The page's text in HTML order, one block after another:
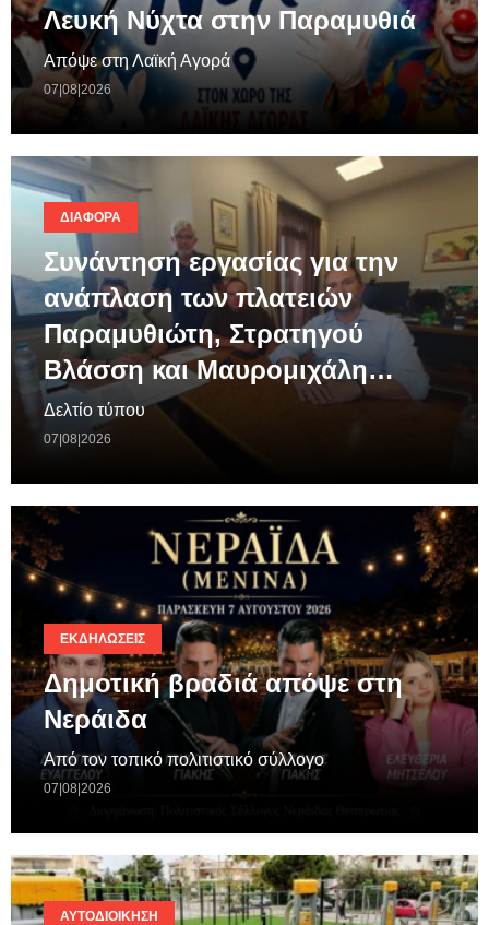
Λευκή Νύχτα στην Παραμυθιά
Απόψε στη Λαϊκή Αγορά
07|08|2026
ΔΙΆΦΟΡΑ
Συνάντηση εργασίας για την
ανάπλαση των πλατειών
Παραμυθιώτη, Στρατηγού
Βλάσση και Μαυρομιχάλη…
Δελτίο τύπου
07|08|2026
ΕΚΔΗΛΏΣΕΙΣ
Δημοτική βραδιά απόψε στη
Νεράιδα
Από τον τοπικό πολιτιστικό σύλλογο
07|08|2026
ΑΥΤΟΔΙΟΊΚΗΣΗ